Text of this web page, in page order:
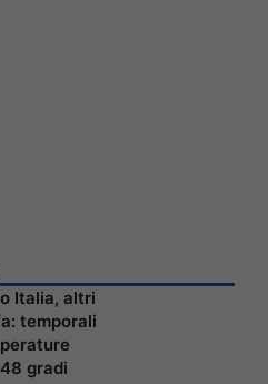
Italia, altri
temporali
gradi